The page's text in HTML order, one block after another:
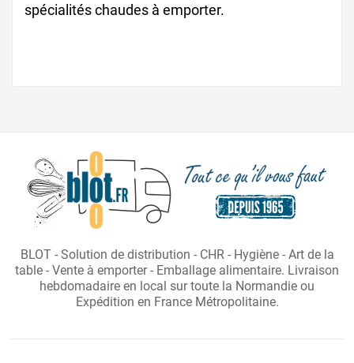
spécialités chaudes à emporter.
BLOT - Solution de distribution - CHR - Hygiène - Art de la
table - Vente à emporter - Emballage alimentaire. Livraison
hebdomadaire en local sur toute la Normandie ou
Expédition en France Métropolitaine.